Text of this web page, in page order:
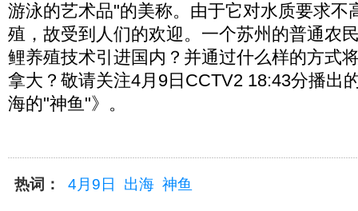
游泳的艺术品"的美称。由于它对水质要求不
殖，故受到人们的欢迎。一个苏州的普通农
鲤养殖技术引进国内？并通过什么样的方式
拿大？敬请关注4月9日CCTV2 18:43分播出
海的"神鱼"》。
热词： 4月9日 出海 神鱼